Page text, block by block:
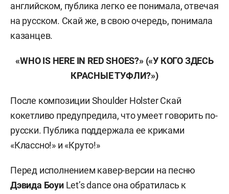
английском, публика легко ее понимала, отвечая
на русском. Скай же, в свою очередь, понимала
казанцев.
«WHO IS HERE IN RED SHOES?» («У КОГО ЗДЕСЬ
КРАСНЫЕ ТУФЛИ?»)
После композиции Shoulder Holster Скай
кокетливо предупредила, что умеет говорить по-
русски. Публика поддержала ее криками
«Классно!» и «Круто!»
Перед исполнением кавер-версии на песню
Дэвида БоуиLet’s dance она обратилась к